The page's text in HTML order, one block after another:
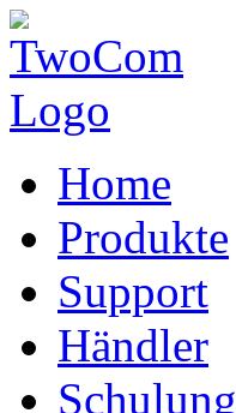
Home
Produkte
Support
Händler
Schulung